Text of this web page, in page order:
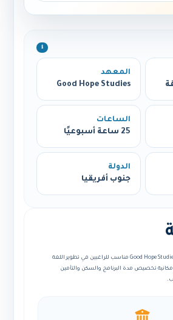
ℹ️
المعهد
Good Hope Studies
الساعات
25 ساعة أسبوعيًا
الدولة
جنوب أفريقيا
برنامج لغة إنجليزية مكثفة في Good Hope Studies مناسب للراغبين في تطوير اللغة
تخصيص مدة البرنامج والسكن والتأمين